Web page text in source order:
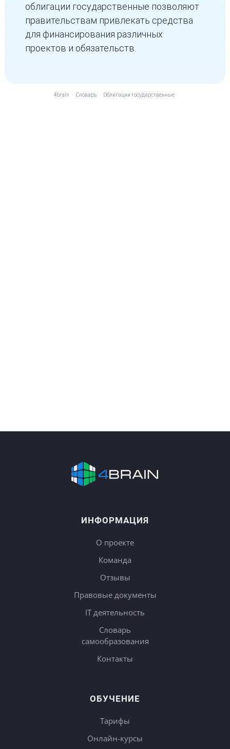
облигации государственные позволяют
правительствам привлекать средства
для финансирования различных
проектов и обязательств.
4brain - Словарь - Облигации государственные
ИНФОРМАЦИЯ
О проекте
Команда
Отзывы
Правовые документы
IT деятельность
Словарь
самообразования
Контакты
ОБУЧЕНИЕ
Тарифы
Онлайн-курсы